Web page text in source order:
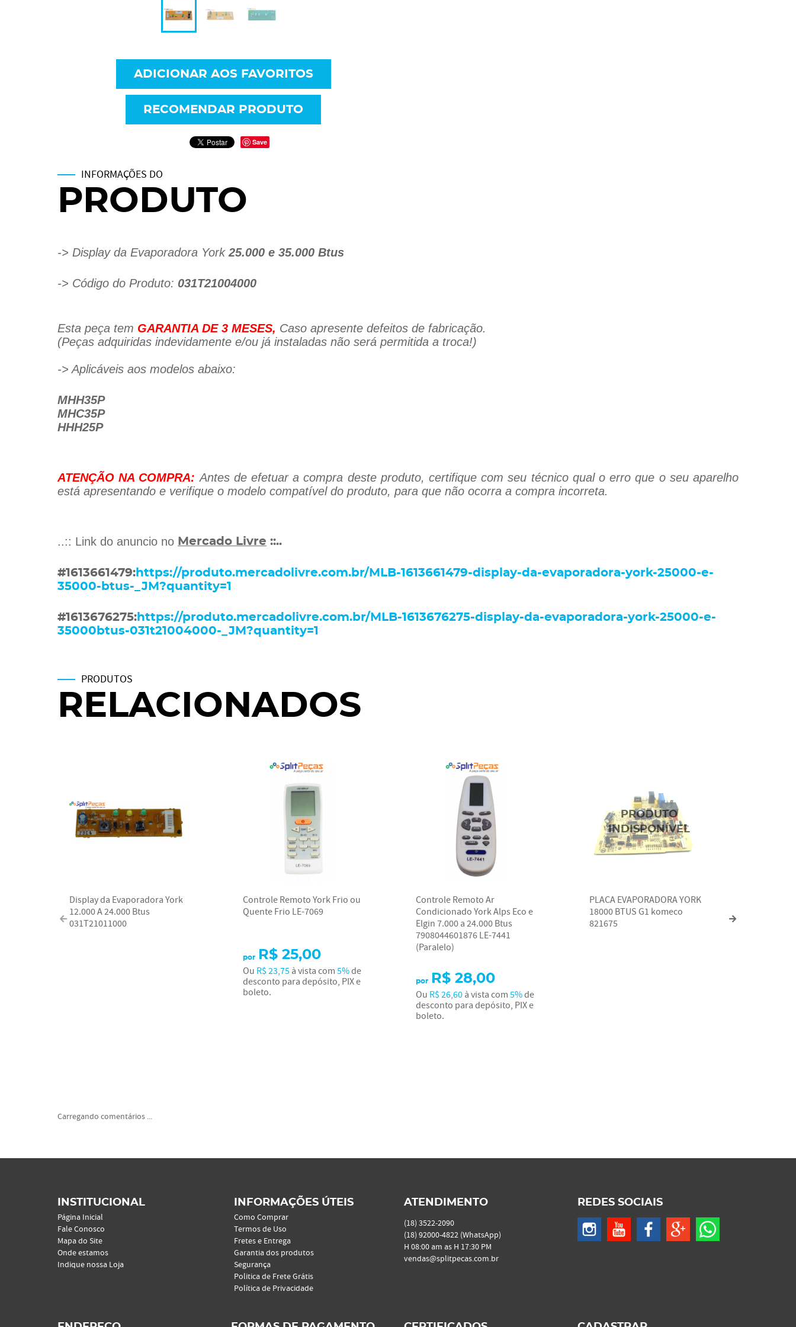
ADICIONAR AOS FAVORITOS
RECOMENDAR PRODUTO
Save
INFORMAÇÕES DO
PRODUTO
-> Display da Evaporadora York 25.000 e 35.000 Btus
-> Código do Produto: 031T21004000
Esta peça tem GARANTIA DE 3 MESES, Caso apresente defeitos de fabricação.
(Peças adquiridas indevidamente e/ou já instaladas não será permitida a troca!)
-> Aplicáveis aos modelos abaixo:
MHH35P
MHC35P
HHH25P
ATENÇÃO NA COMPRA: Antes de efetuar a compra deste produto, certifique com seu técnico qual o erro que o seu aparelho
está apresentando e verifique o modelo compatível do produto, para que não ocorra a compra incorreta.
..:: Link do anuncio no Mercado Livre ::..
#1613661479: https://produto.mercadolivre.com.br/MLB-1613661479-display-da-evaporadora-york-25000-e-
35000-btus-_JM?quantity=1
#1613676275: https://produto.mercadolivre.com.br/MLB-1613676275-display-da-evaporadora-york-25000-e-
35000btus-031t21004000-_JM?quantity=1
PRODUTOS
RELACIONADOS
Display da Evaporadora York
12.000 A 24.000 Btus
031T21011000
Controle Remoto York Frio ou
Quente Frio LE-7069
por R$ 25,00
Ou R$ 23,75à vista com5%de
desconto para depósito, PIX e
boleto.
Controle Remoto Ar
Condicionado York Alps Eco e
Elgin 7.000 a 24.000 Btus
7908044601876 LE-7441
(Paralelo)
por R$ 28,00
Ou R$ 26,60à vista com5%de
desconto para depósito, PIX e
boleto.
PLACA EVAPORADORA YORK
18000 BTUS G1 komeco
821675
Carregando comentários ...
INSTITUCIONAL
Página Inicial
Fale Conosco
Mapa do Site
Onde estamos
Indique nossa Loja
INFORMAÇÕES ÚTEIS
Como Comprar
Termos de Uso
Fretes e Entrega
Garantia dos produtos
Segurança
Politica de Frete Grátis
Política de Privacidade
ATENDIMENTO
(18) 3522-2090
(18) 92000-4822 (WhatsApp)
H 08:00 am as H 17:30 PM
vendas@splitpecas.com.br
REDES SOCIAIS